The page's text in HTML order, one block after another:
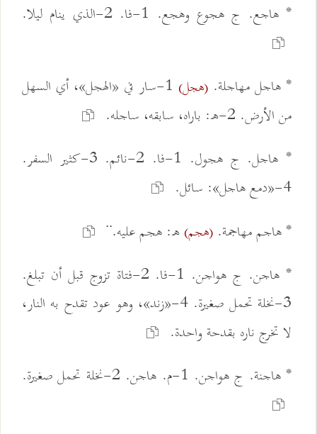
* هاجع. ج هجوع وهجع. 1-فا. 2-الذي ينام ليلا.
* هاجل مهاجلة.(هجل) 1-سار في «الهجل»، أي السهل
من الأرض. 2-ه: باراه، سابقه، ساجله.
* هاجل. ج هجول. 1-فا. 2-نائم. 3-كثير السفر.
4-«دمع هاجل»: سائل.
* هاجم مهاجمة. (هجم)ه: هجم عليه.¨
* هاجن. ج هواجن. 1-فا. 2-فتاة تزوج قبل أن تبلغ.
3-نخلة تحمل صغيرة. 4-«زند»، وهو عود تقدح به النار،
لا تخرج ناره بقدحة واحدة.
* هاجنة. ج هواجن. 1-م. هاجن. 2-نخلة تحمل صغيرة.